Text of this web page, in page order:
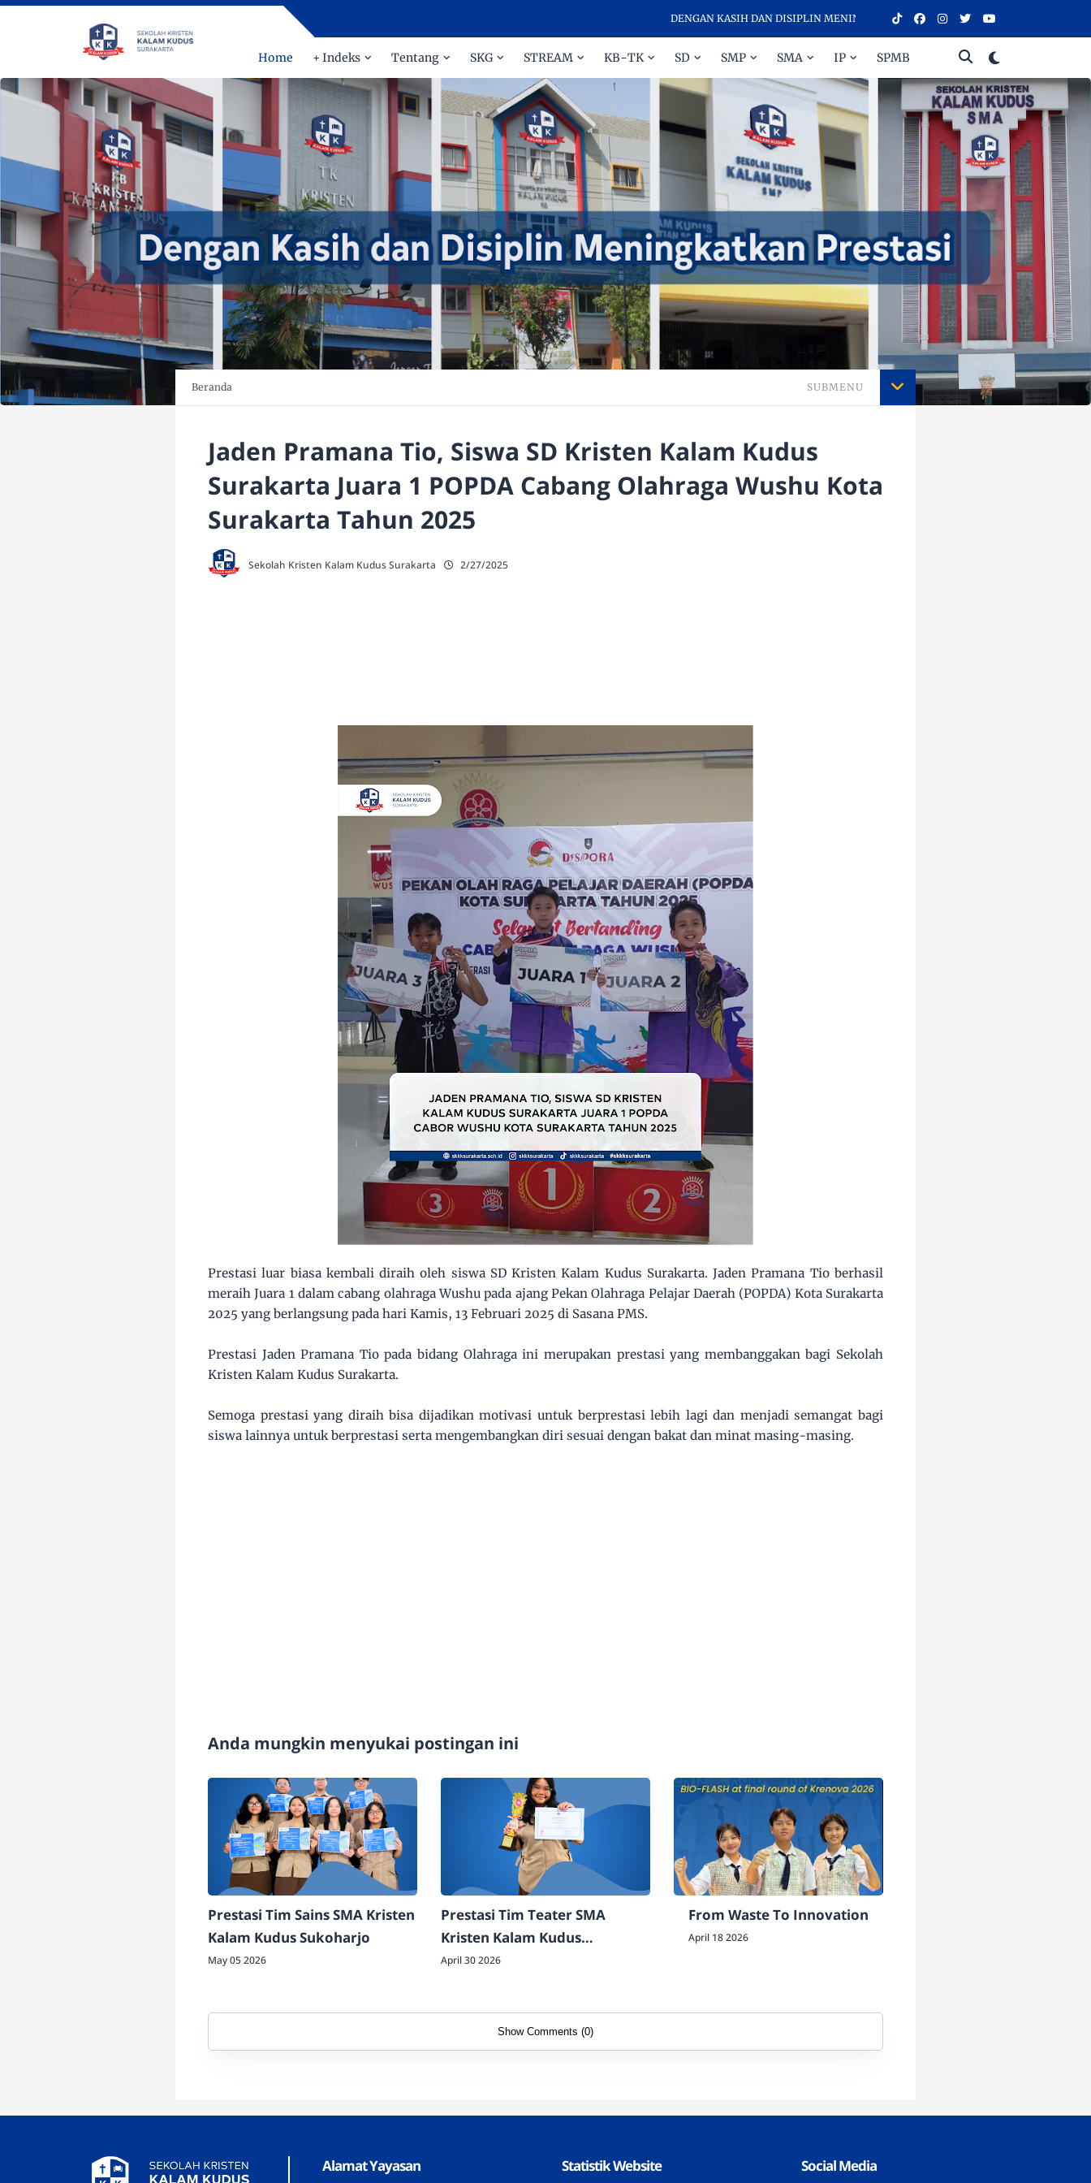
DENGAN KASIH DAN DISIPLIN MENINGKATKAN PRESTASI - SELAMAT DATANG DI
Home + Indeks Tentang SKG STREAM KB-TK SD SMP SMA IP SPMB
Beranda SUBMENU
Jaden Pramana Tio, Siswa SD Kristen Kalam Kudus
Surakarta Juara 1 POPDA Cabang Olahraga Wushu Kota
Surakarta Tahun 2025
Sekolah Kristen Kalam Kudus Surakarta 2/27/2025
Prestasi luar biasa kembali diraih oleh siswa SD Kristen Kalam Kudus Surakarta. Jaden Pramana Tio berhasil
meraih Juara 1 dalam cabang olahraga Wushu pada ajang Pekan Olahraga Pelajar Daerah (POPDA) Kota Surakarta
2025 yang berlangsung pada hari Kamis, 13 Februari 2025 di Sasana PMS.
Prestasi Jaden Pramana Tio pada bidang Olahraga ini merupakan prestasi yang membanggakan bagi Sekolah
Kristen Kalam Kudus Surakarta.
Semoga prestasi yang diraih bisa dijadikan motivasi untuk berprestasi lebih lagi dan menjadi semangat bagi
siswa lainnya untuk berprestasi serta mengembangkan diri sesuai dengan bakat dan minat masing-masing.
Anda mungkin menyukai postingan ini
Prestasi Tim Sains SMA Kristen
Kalam Kudus Sukoharjo
May 05 2026
Prestasi Tim Teater SMA
Kristen Kalam Kudus
Sukoharjo
April 30 2026
From Waste To Innovation
April 18 2026
Show Comments (0)
Alamat Yayasan Statistik Website Social Media